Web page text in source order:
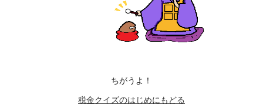
ちがうよ！
税金クイズのはじめにもどる